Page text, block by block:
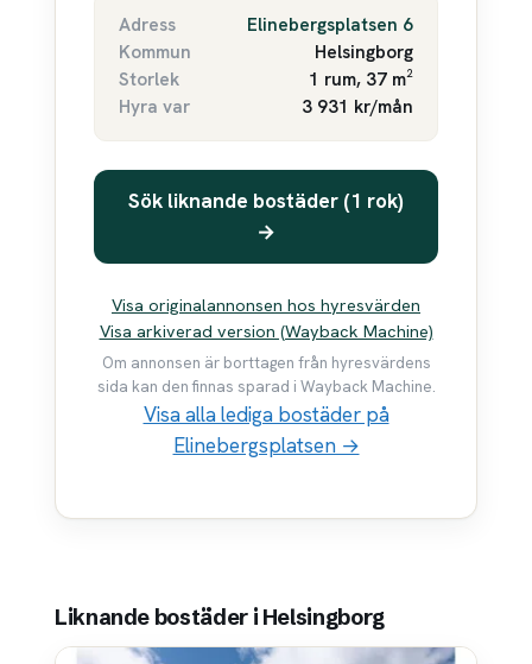
Adress
Elinebergsplatsen 6
Kommun
Helsingborg
Storlek
1 rum, 37 m²
Hyra var
3 931 kr/mån
Sök liknande bostäder (1 rok)
→
Visa originalannonsen hos hyresvärden
Visa arkiverad version (Wayback Machine)
Om annonsen är borttagen från hyresvärdens
sida kan den finnas sparad i Wayback Machine.
Visa alla lediga bostäder på
Elinebergsplatsen →
Liknande bostäder i Helsingborg